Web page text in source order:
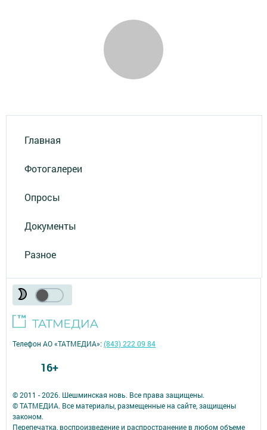
Главная
Фотогалереи
Опросы
Документы
Разное
© 2011 - 2026. Шешминская новь. Все права защищены.
© ТАТМЕДИА. Все материалы, размещенные на сайте, защищены
законом.
Перепечатка, воспроизведение и распространение в любом объеме
Телефон АО «ТАТМЕДИА»:(843) 222 09 84
16+